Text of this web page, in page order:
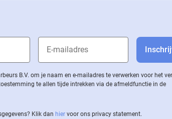
B.V. om je naam en e-mailadres te verwerken voor het
te allen tijde intrekken via de af­meld­func­tie in de
Klik dan hier voor ons privacy statement.